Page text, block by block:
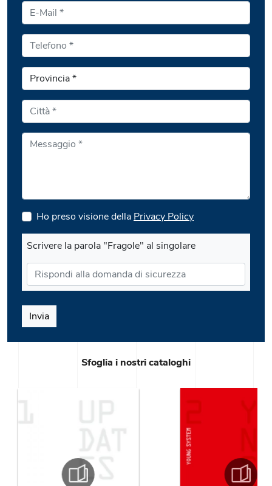
Sfoglia i nostri cataloghi
Ho preso visione della Privacy Policy
Scrivere la parola "Fragole" al singolare
Invia